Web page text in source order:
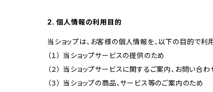
2. 個人情報の利用目的
当ショップは、お客様の個人情報を、以下の目的で利
（１） 当ショップサービスの提供のため
（２） 当ショップサービスに関するご案内、お問い合
（３） 当ショップの商品、サービス等のご案内のため